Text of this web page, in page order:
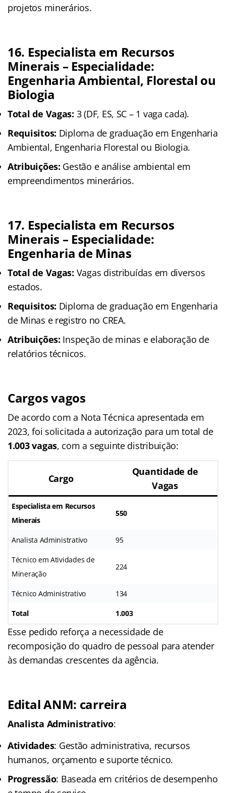
projetos minerários.
16. Especialista em Recursos
Minerais – Especialidade:
Engenharia Ambiental, Florestal ou
Biologia
Total de Vagas: 3 (DF, ES, SC – 1 vaga cada).
Requisitos: Diploma de graduação em Engenharia
Ambiental, Engenharia Florestal ou Biologia.
Atribuições: Gestão e análise ambiental em
empreendimentos minerários.
17. Especialista em Recursos
Minerais – Especialidade:
Engenharia de Minas
Total de Vagas: Vagas distribuídas em diversos
estados.
Requisitos: Diploma de graduação em Engenharia
de Minas e registro no CREA.
Atribuições: Inspeção de minas e elaboração de
relatórios técnicos.
Cargos vagos
De acordo com a Nota Técnica apresentada em
2023, foi solicitada a autorização para um total de
1.003 vagas, com a seguinte distribuição:
Cargo
Quantidade de
Vagas
Especialista em Recursos
Minerais
550
Analista Administrativo 95
Técnico em Atividades de
Mineração
224
Técnico Administrativo 134
Total 1.003
Esse pedido reforça a necessidade de
recomposição do quadro de pessoal para atender
às demandas crescentes da agência.
Edital ANM: carreira
Analista Administrativo:
Atividades: Gestão administrativa, recursos
humanos, orçamento e suporte técnico.
Progressão: Baseada em critérios de desempenho